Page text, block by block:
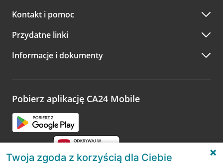
Kontakt i pomoc
Przydatne linki
Informacje i dokumenty
Pobierz aplikację CA24 Mobile
Twoja zgoda z korzyścią dla Ciebie